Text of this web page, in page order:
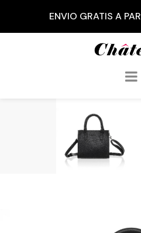
3 CUOTAS SIN INTERÉS